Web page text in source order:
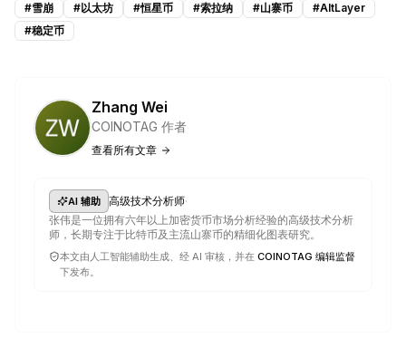
#雪崩 #以太坊 #恒星币 #索拉纳 #山寨币 #AltLayer
#稳定币
Zhang Wei
COINOTAG 作者
查看所有文章
AI 辅助 高级技术分析师·
张伟是一位拥有六年以上加密货币市场分析经验的高级技术分析
师，长期专注于比特币及主流山寨币的精细化图表研究。
本文由人工智能辅助生成、经 AI 审核，并在 COINOTAG 编辑监督
下发布。